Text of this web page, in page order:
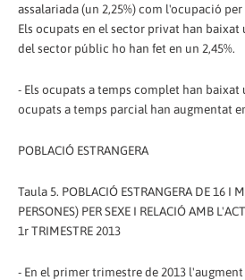
assalariada (un 2,25%) com l'ocupació
Els ocupats en el sector privat han baixat
del sector públic ho han fet en un 2,45%.
- Els ocupats a temps complet han baixat
ocupats a temps parcial han augmentat
POBLACIÓ ESTRANGERA
Taula 5. POBLACIÓ ESTRANGERA DE 16 I
PERSONES) PER SEXE I RELACIÓ AMB
1r TRIMESTRE 2013
- En el primer trimestre de 2013